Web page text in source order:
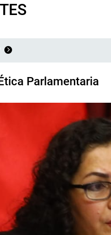
Parlamentaria